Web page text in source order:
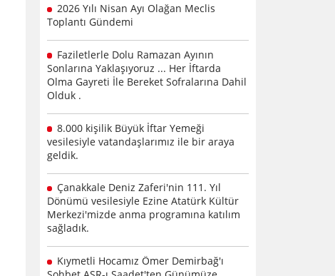
2026 Yılı Nisan Ayı Olağan Meclis
Toplantı Gündemi
Faziletlerle Dolu Ramazan Ayının
Sonlarına Yaklaşıyoruz ... Her İftarda
Olma Gayreti İle Bereket Sofralarına Dahil
Olduk .
8.000 kişilik Büyük İftar Yemeği
vesilesiyle vatandaşlarımız ile bir araya
geldik.
Çanakkale Deniz Zaferi'nin 111. Yıl
Dönümü vesilesiyle Ezine Atatürk Kültür
Merkezi'mizde anma programına katılım
sağladık.
Kıymetli Hocamız Ömer Demirbağ'ı